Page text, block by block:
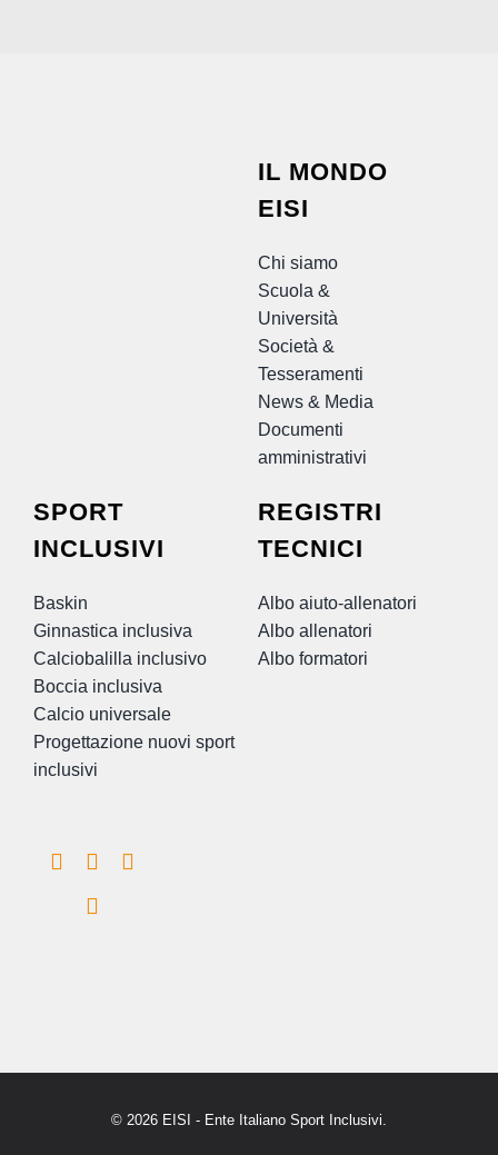
IL MONDO
EISI
Chi siamo
Scuola &
Università
Società &
Tesseramenti
News & Media
Documenti
amministrativi
SPORT
INCLUSIVI
Baskin
Ginnastica inclusiva
Calciobalilla inclusivo
Boccia inclusiva
Calcio universale
Progettazione nuovi sport
inclusivi
REGISTRI
TECNICI
Albo aiuto-allenatori
Albo allenatori
Albo formatori
© 2026 EISI - Ente Italiano Sport Inclusivi.